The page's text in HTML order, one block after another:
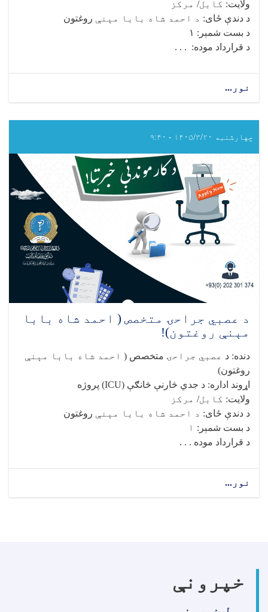
ولایت: کابل/ مرکز
د دندې ځای: د احمد شاه بابا مېنې روغتون
د بست شمېر : ۱
د قرارداد موده: . . .
نور...
(احمد
شاه
مېنې روغتون)
چهارشنبه ۱۴۰۵/۳/۲۰ - ۹:۴۰
د عصبي جراحۍ متخصص ( احمد شاه بابا
مېنې روغتون)!
دنده: د عصبي جراحۍ متخصص ( احمد شاه بابا مېنې
روغتون)
اړوند اداره: د جدي څارنې څانګې (ICU) پروژه
ولایت: کابل/ مرکز
د دندې ځای: د احمد شاه بابا مېنې روغتون
د بست شمېر : ۱
د قرارداد موده . . .
نور...
مېنې
خپرونې